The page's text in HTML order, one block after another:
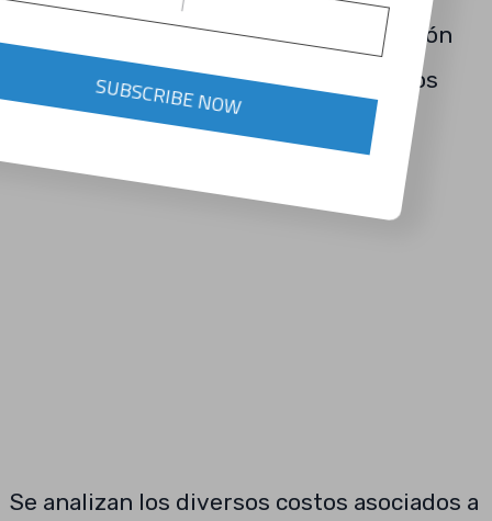
presenta un análisis sobre la producción
de tomate en los tipos de invernaderos
utilizados por productores.
Se analizan los diversos costos asociados a
SUBSCRIBE NOW